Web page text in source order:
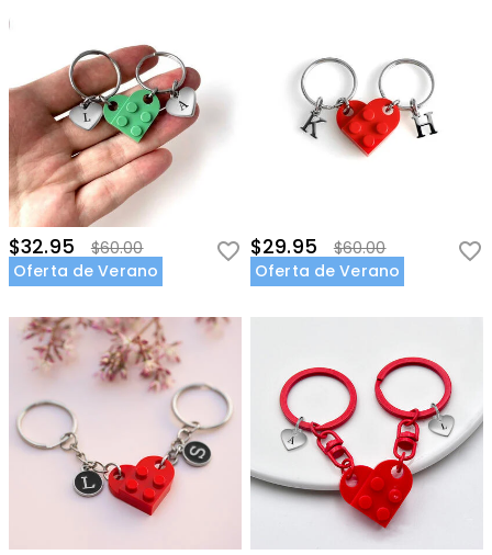
$32.95
$60.00
Oferta de Verano
$29.95
$60.00
Oferta de Verano